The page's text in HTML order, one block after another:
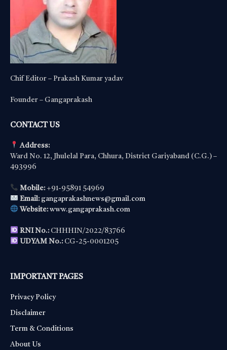
Chif Editor – Prakash Kumar yadav
Founder – Gangaprakash
CONTACT US
Address:
Ward No. 12, Jhulelal Para, Chhura, District Gariyaband (C.G.) –
493996
Mobile:+91-95891 54969
Email: gangaprakashnews@gmail.com
Website: www.gangaprakash.com
RNI No.:CHHHIN/2022/83766
UDYAM No.:CG-25-0001205
IMPORTANT PAGES
Privacy Policy
Disclaimer
Term & Conditions
About Us